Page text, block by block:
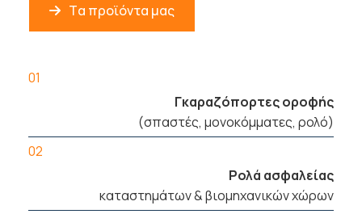
Tα προϊόντα μας
01
Γκαραζόπορτες οροφής
(σπαστές, μονοκόμματες, ρολό)
02
Ρολά ασφαλείας
καταστημάτων & βιομηχανικών χώρων